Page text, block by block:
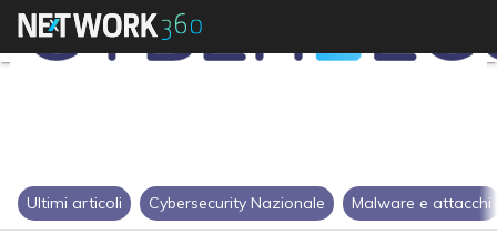
Ultimi articoli Cybersecurity Nazionale Malware e attacchi